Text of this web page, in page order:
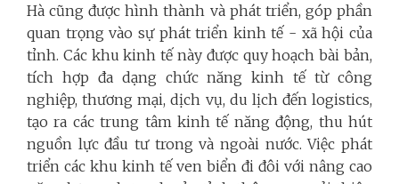
Hà cũng được hình thành và phát triển, góp phần
quan trọng vào sự phát triển kinh tế - xã hội của
tỉnh. Các khu kinh tế này được quy hoạch bài bản,
tích hợp đa dạng chức năng kinh tế từ công
nghiệp, thương mại, dịch vụ, du lịch đến logistics,
tạo ra các trung tâm kinh tế năng động, thu hút
nguồn lực đầu tư trong và ngoài nước. Việc phát
triển các khu kinh tế ven biển đi đôi với nâng cao